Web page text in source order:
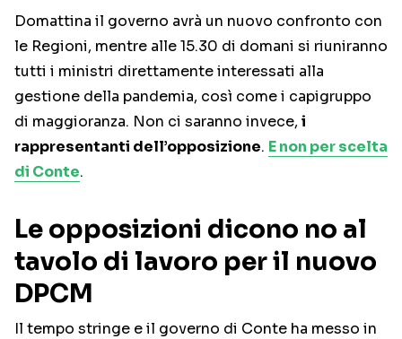
Domattina il governo avrà un nuovo confronto con
le Regioni, mentre alle 15.30 di domani si riuniranno
tutti i ministri direttamente interessati alla
gestione della pandemia, così come i capigruppo
di maggioranza. Non ci saranno invece, i
rappresentanti dell’opposizione. E non per scelta
di Conte.
Le opposizioni dicono no al
tavolo di lavoro per il nuovo
DPCM
Il tempo stringe e il governo di Conte ha messo in